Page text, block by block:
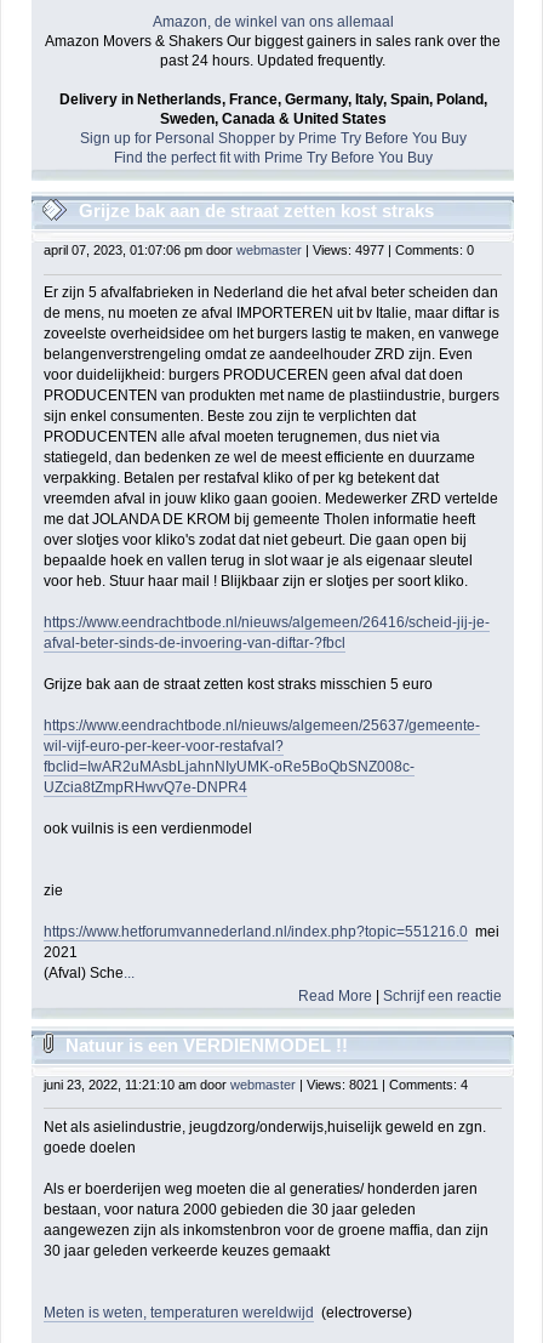
Amazon, de winkel van ons allemaal
Amazon Movers & Shakers Our biggest gainers in sales rank over the
past 24 hours. Updated frequently.
Delivery in Netherlands, France, Germany, Italy, Spain, Poland,
Sweden, Canada & United States
Sign up for Personal Shopper by Prime Try Before You Buy
Find the perfect fit with Prime Try Before You Buy
Grijze bak aan de straat zetten kost straks
misschien 5 euro
april 07, 2023, 01:07:06 pm door webmaster| Views: 4977 | Comments: 0
Er zijn 5 afvalfabrieken in Nederland die het afval beter scheiden dan
de mens, nu moeten ze afval IMPORTEREN uit bv Italie, maar diftar is
zoveelste overheidsidee om het burgers lastig te maken, en vanwege
belangenverstrengeling omdat ze aandeelhouder ZRD zijn. Even
voor duidelijkheid: burgers PRODUCEREN geen afval dat doen
PRODUCENTEN van produkten met name de plastiindustrie, burgers
sijn enkel consumenten. Beste zou zijn te verplichten dat
PRODUCENTEN alle afval moeten terugnemen, dus niet via
statiegeld, dan bedenken ze wel de meest efficiente en duurzame
verpakking. Betalen per restafval kliko of per kg betekent dat
vreemden afval in jouw kliko gaan gooien. Medewerker ZRD vertelde
me dat JOLANDA DE KROM bij gemeente Tholen informatie heeft
over slotjes voor kliko's zodat dat niet gebeurt. Die gaan open bij
bepaalde hoek en vallen terug in slot waar je als eigenaar sleutel
voor heb. Stuur haar mail ! Blijkbaar zijn er slotjes per soort kliko.
https://www.eendrachtbode.nl/nieuws/algemeen/26416/scheid-jij-je-
afval-beter-sinds-de-invoering-van-diftar-?fbcl
Grijze bak aan de straat zetten kost straks misschien 5 euro
https://www.eendrachtbode.nl/nieuws/algemeen/25637/gemeente-
wil-vijf-euro-per-keer-voor-restafval?
fbclid=IwAR2uMAsbLjahnNIyUMK-oRe5BoQbSNZ008c-
UZcia8tZmpRHwvQ7e-DNPR4
ook vuilnis is een verdienmodel
zie
https://www.hetforumvannederland.nl/index.php?topic=551216.0mei
2021
(Afval) Sche...
Read More |Schrijf een reactie
Natuur is een VERDIENMODEL !!
juni 23, 2022, 11:21:10 am door webmaster| Views: 8021 | Comments: 4
Net als asielindustrie, jeugdzorg/onderwijs,huiselijk geweld en zgn.
goede doelen
Als er boerderijen weg moeten die al generaties/ honderden jaren
bestaan, voor natura 2000 gebieden die 30 jaar geleden
aangewezen zijn als inkomstenbron voor de groene maffia, dan zijn
30 jaar geleden verkeerde keuzes gemaakt
Meten is weten, temperaturen wereldwijd (electroverse)